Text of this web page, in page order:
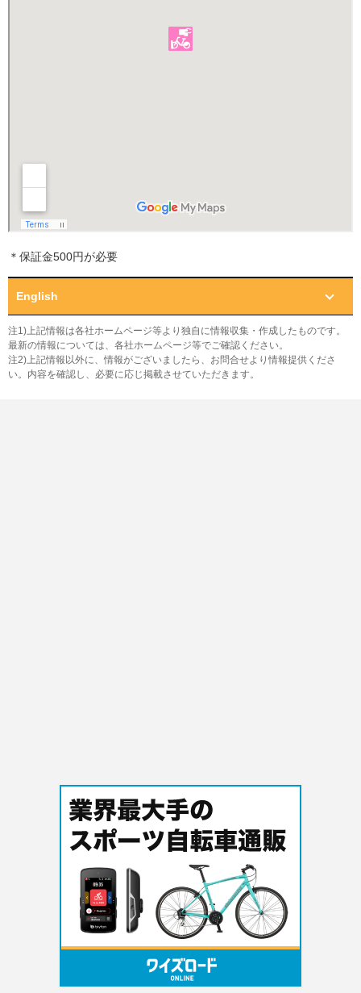
＊保証金500円が必要
English
注1)上記情報は各社ホームページ等より独自に情報収集・作成したものです。
最新の情報については、各社ホームページ等でご確認ください。
注2)上記情報以外に、情報がございましたら、お問合せより情報提供くださ
い。内容を確認し、必要に応じ掲載させていただきます。